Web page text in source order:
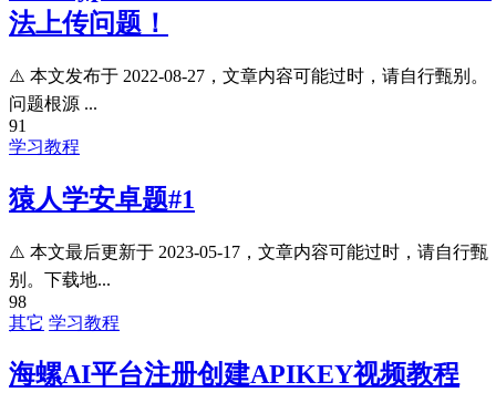
法上传问题！
⚠️ 本文发布于 2022-08-27，文章内容可能过时，请自行甄别。
问题根源 ...
91
学习教程
猿人学安卓题#1
⚠️ 本文最后更新于 2023-05-17，文章内容可能过时，请自行甄
别。下载地...
98
其它 学习教程
海螺AI平台注册创建APIKEY视频教程